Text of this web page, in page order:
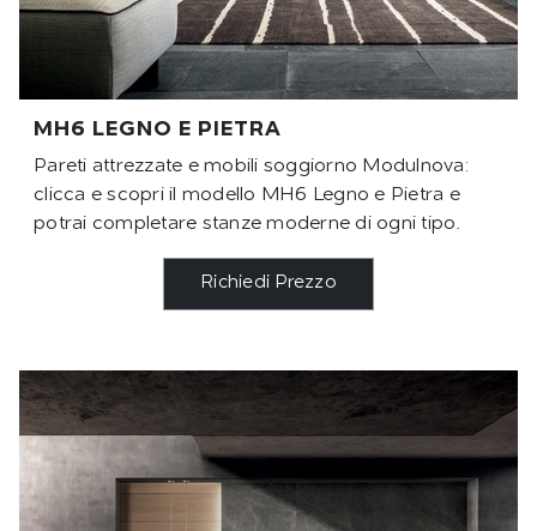
MH6 LEGNO E PIETRA
Pareti attrezzate e mobili soggiorno Modulnova:
clicca e scopri il modello MH6 Legno e Pietra e
potrai completare stanze moderne di ogni tipo.
Richiedi Prezzo